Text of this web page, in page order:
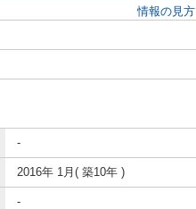
情報の見方
-
2016年 1月( 築10年 )
-